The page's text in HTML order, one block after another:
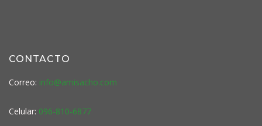
CONTACTO
Correo: info@amisacho.com
Celular: 096-810-6877